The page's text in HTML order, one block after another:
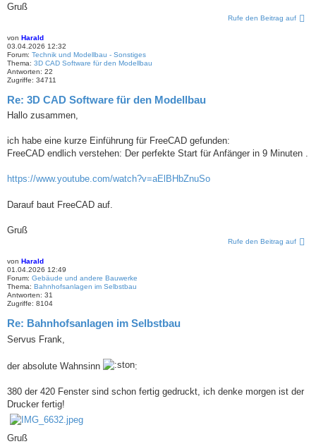
Gruß
Rufe den Beitrag auf
von Harald
03.04.2026 12:32
Forum: Technik und Modellbau - Sonstiges
Thema: 3D CAD Software für den Modellbau
Antworten: 22
Zugriffe: 34711
Re: 3D CAD Software für den Modellbau
Hallo zusammen,
ich habe eine kurze Einführung für FreeCAD gefunden:
FreeCAD endlich verstehen: Der perfekte Start für Anfänger in 9 Minuten .
https://www.youtube.com/watch?v=aElBHbZnuSo
Darauf baut FreeCAD auf.
Gruß
Rufe den Beitrag auf
von Harald
01.04.2026 12:49
Forum: Gebäude und andere Bauwerke
Thema: Bahnhofsanlagen im Selbstbau
Antworten: 31
Zugriffe: 8104
Re: Bahnhofsanlagen im Selbstbau
Servus Frank,
der absolute Wahnsinn :
380 der 420 Fenster sind schon fertig gedruckt, ich denke morgen ist der
Drucker fertig!
Gruß